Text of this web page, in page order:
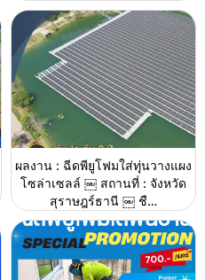
ผลงาน : ฉีดพียูโฟมใส่ทุุ่นวางแผง
โซล่าเซลล์ ￼ สถานที่ : จังหวัด
สุราษฎร์ธานี ￼ ชื…